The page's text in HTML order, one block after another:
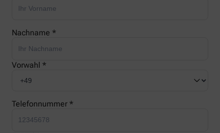
Nachname *
Vorwahl *
Telefonnummer *